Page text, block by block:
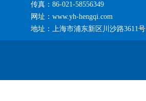
传真：86-021-58556349
网址：www.yh-hengqi.com
地址：上海市浦东新区川沙路3611号